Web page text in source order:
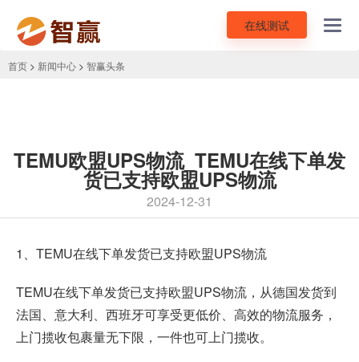
在线测试
首页 > 新闻中心 > 智赢头条
TEMU欧盟UPS物流_TEMU在线下单发
货已支持欧盟UPS物流
2024-12-31
1、TEMU在线下单发货已支持欧盟UPS物流
TEMU在线下单发货已支持欧盟UPS物流，从德国发货到
法国、意大利、西班牙可享受更低价、高效的物流服务，
上门揽收包裹量无下限，一件也可上门揽收。